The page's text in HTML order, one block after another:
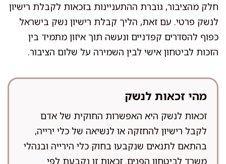
חלק מהציבור, גוברת ההתעניינות בזכאות לקבלת רישיון
לנשק פרטי. עם זאת, הליך קבלת רישיון נשק בישראל
כפוף להסדרים קפדניים ונעשה תוך איזון מתמיד בין
הזכות לביטחון אישי לבין השמירה על שלום הציבור.
מהי זכאות לנשק
זכאות לנשק היא האפשרות החוקית של אדם
לקבל רישיון להחזקה או לנשיאה של כלי ירייה,
בהתאם לתנאים שנקבעו בחוק כלי הירייה ובנהלי
משרד לביטחון הפנים. זכאות זו נקבעת לפי